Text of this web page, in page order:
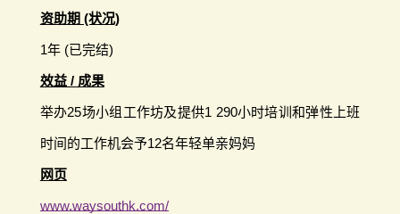
资助期 (状况)
1年 (已完结)
效益 / 成果
举办25场小组工作坊及提供1 290小时培训和弹性上班
时间的工作机会予12名年轻单亲妈妈
网页
www.waysouthk.com/